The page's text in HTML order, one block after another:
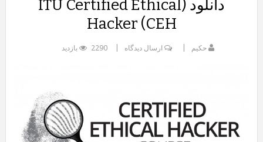
دانلود (ITU Certified Ethical
Hacker (CEH
حکیم ارسال دیدگاه 2290 بازدید